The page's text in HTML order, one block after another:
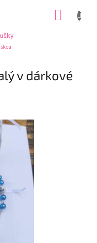
v dárkové